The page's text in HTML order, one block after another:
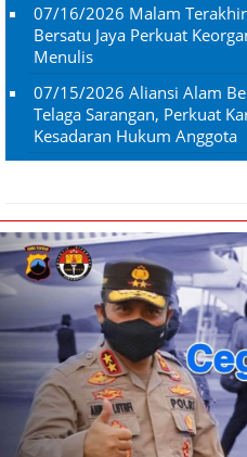
07/16/2026 Malam
Bersatu Jaya Perkuat
Menulis
07/15/2026 Aliansi Alam
Telaga Sarangan, Perkuat
Kesadaran Hukum Anggota